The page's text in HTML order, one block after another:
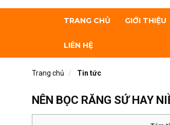
TRANG CHỦ GIỚI THIỆU
LIÊN HỆ
Trang chủ Tin tức
NÊN BỌC RĂNG SỨ HAY